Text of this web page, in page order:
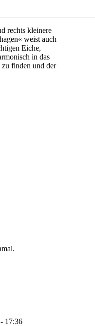
rechts kleinere
weist auch
Eiche,
in das
finden und der
17:36